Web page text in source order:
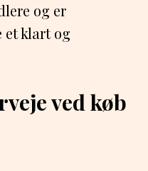
og er
et klart og
ved køb